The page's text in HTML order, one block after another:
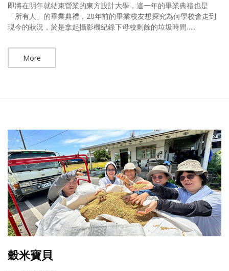
即將在明年就結束營業的東方設計大學，這一年的畢業典禮也是
「所有人」的畢業典禮，20年前的畢業校友想探究為何學校會走到
現今的狀況，於是拿起攝影機紀錄下母校剩餘的垃圾時間…...
More
穀米寶貝